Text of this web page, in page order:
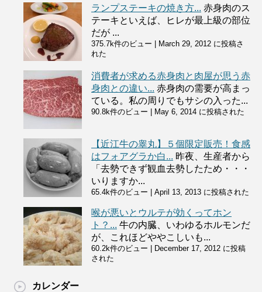
ランプステーキの焼き方... 赤身肉のス
テーキといえば、ヒレが最上級の部位
だが ...
375.7k件のビュー
March 29, 2012 に投稿さ
れた
消費者が求める赤身肉と肉屋が思う赤
身肉との違い... 赤身肉の需要が高まっ
ている。私の周りでもサシの入った...
90.8k件のビュー May 6, 2014 に投稿された
【近江牛の睾丸】５個限定販売！食感
はフォアグラか白... 昨夜、生産者から
「去勢できず観血去勢したため・・・
いりますか...
65.4k件のビュー April 13, 2013 に投稿された
喉が悪いとウルテが効くってホン
ト？... 牛の内臓、いわゆるホルモンだ
が、これほどややこしいも...
60.2k件のビュー
December 17, 2012 に投稿
された
カレンダー